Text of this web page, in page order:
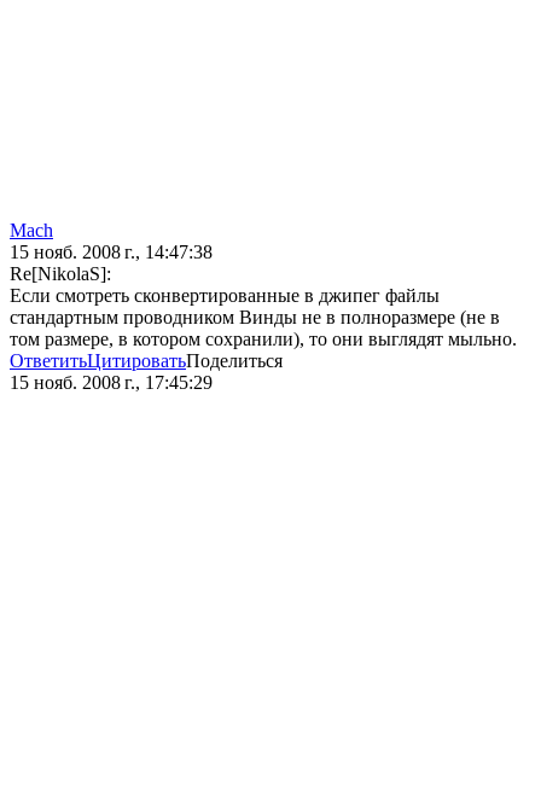
Mach
15 нояб. 2008 г., 14:47:38
Re[NikolaS]:
Если смотреть сконвертированные в джипег файлы
стандартным проводником Винды не в полноразмере (не в
том размере, в котором сохранили), то они выглядят мыльно.
ОтветитьЦитироватьПоделиться
15 нояб. 2008 г., 17:45:29